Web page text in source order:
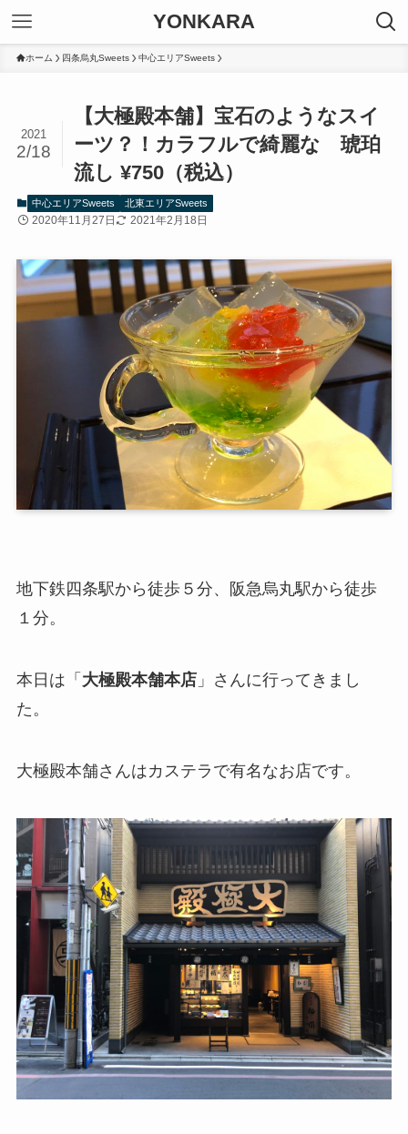
YONKARA
ホーム 四条烏丸Sweets 中心エリアSweets
【大極殿本舗】宝石のようなスイ
ーツ？！カラフルで綺麗な 琥珀
流し ¥750（税込）
2021
2/18
中心エリアSweets 北東エリアSweets
2020年11月27日 2021年2月18日
地下鉄四条駅から徒歩５分、阪急烏丸駅から徒歩
１分。
本日は「 大極殿本舗本店」さんに行ってきまし
た。
大極殿本舗さんはカステラで有名なお店です。